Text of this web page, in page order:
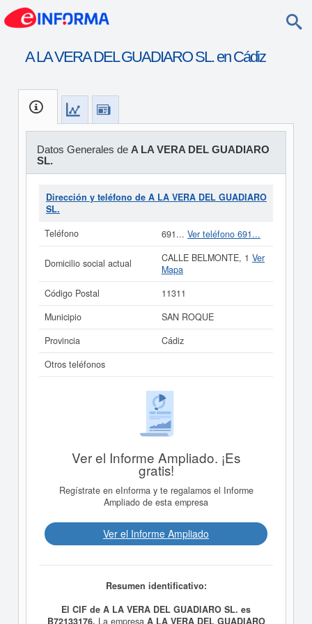
A LA VERA DEL GUADIARO SL. en Cádiz
Datos Generales de A LA VERA DEL GUADIARO
SL.
Dirección y teléfono de A LA VERA DEL GUADIARO
SL.
Teléfono
691... Ver teléfono 691...
Domicilio social actual CALLE BELMONTE, 1 Ver
Mapa
Código Postal
11311
Municipio
SAN ROQUE
Provincia
Cádiz
Otros teléfonos
Ver el Informe Ampliado. ¡Es
gratis!
Regístrate en eInforma y te regalamos el Informe
Ampliado de esta empresa
Ver el Informe Ampliado
Resumen identificativo:
El CIF de A LA VERA DEL GUADIARO SL. es
B72133176. La empresa A LA VERA DEL GUADIARO